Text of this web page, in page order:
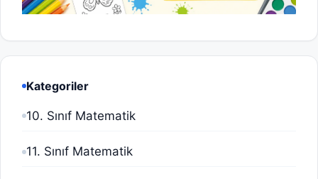
Kategoriler
10. Sınıf Matematik
11. Sınıf Matematik